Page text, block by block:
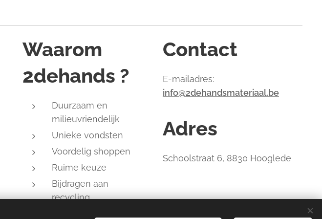
Waarom
2dehands ?
Duurzaam en
milieuvriendelijk
Unieke vondsten
Voordelig shoppen
Ruime keuze
Bijdragen aan
recycling
Contact
E-mailadres:
info@2dehandsmateriaal.be
Adres
Schoolstraat 6, 8830 Hooglede